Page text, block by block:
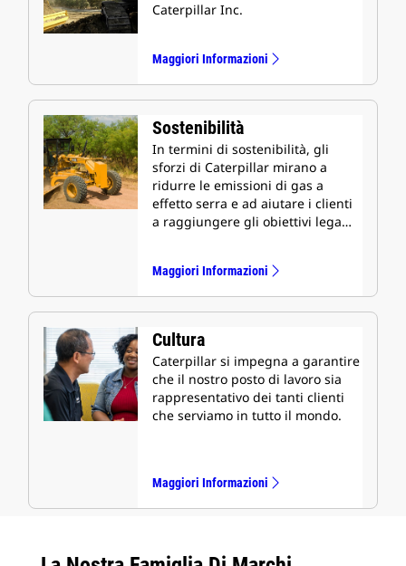
Caterpillar Inc.
Maggiori Informazioni
Sostenibilità
In termini di sostenibilità, gli
sforzi di Caterpillar mirano a
ridurre le emissioni di gas a
effetto serra e ad aiutare i clienti
a raggiungere gli obiettivi lega…
Maggiori Informazioni
Cultura
Caterpillar si impegna a garantire
che il nostro posto di lavoro sia
rappresentativo dei tanti clienti
che serviamo in tutto il mondo.
Maggiori Informazioni